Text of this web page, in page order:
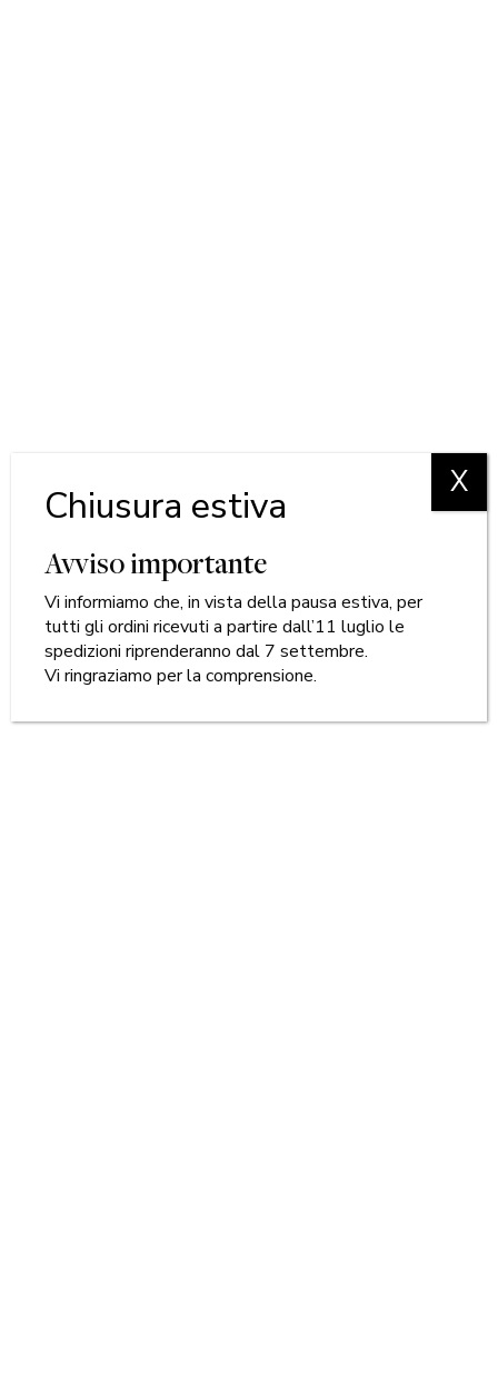
Chiusura estiva
Avviso importante
Vi informiamo che, in vista della pausa estiva, per
tutti gli ordini ricevuti a partire dall’11 luglio le
spedizioni riprenderanno dal 7 settembre.
Vi ringraziamo per la comprensione.
X